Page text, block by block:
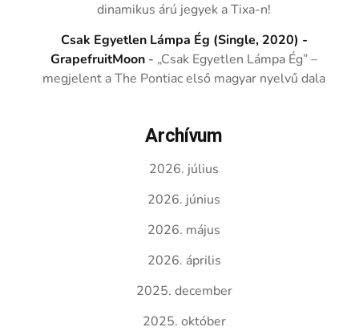
dinamikus árú jegyek a Tixa-n!
Csak Egyetlen Lámpa Ég (Single, 2020) -
GrapefruitMoon - „Csak Egyetlen Lámpa Ég” –
megjelent a The Pontiac első magyar nyelvű dala
Archívum
2026. július
2026. június
2026. május
2026. április
2025. december
2025. október